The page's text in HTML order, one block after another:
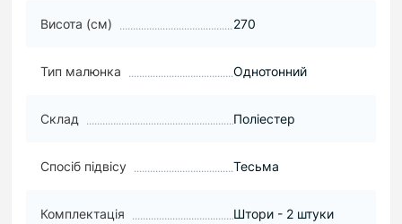
Висота (см) 270
Тип малюнка Однотонний
Склад Поліестер
Спосіб підвісу Тесьма
Комплектація Штори - 2 штуки